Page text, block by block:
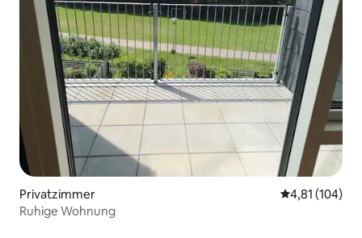
Privatzimmer
4,81 (104)
Ruhige Wohnung